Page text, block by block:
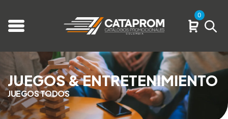
0
JUEGOS & ENTRETENIMIENTO
JUEGOS TODOS